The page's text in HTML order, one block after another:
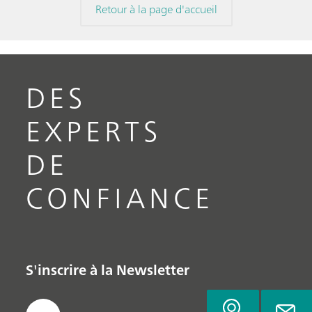
Retour à la page d'accueil
DES
EXPERTS
DE
CONFIANCE
S'inscrire à la Newsletter